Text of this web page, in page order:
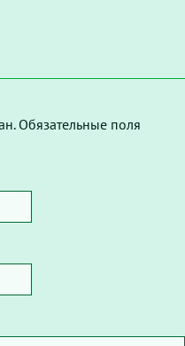
Обязательные поля